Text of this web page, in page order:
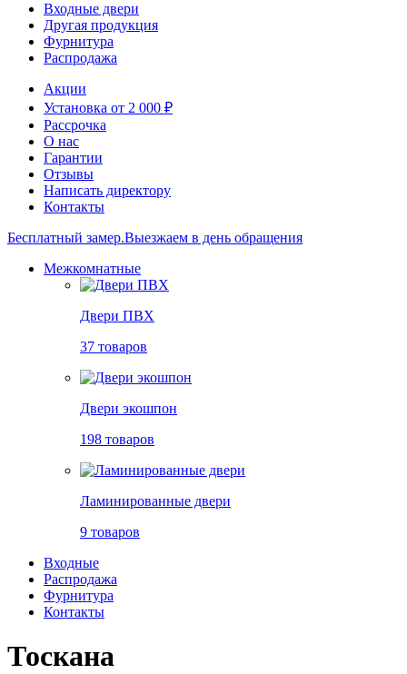
Входные двери
Другая продукция
Фурнитура
Распродажа
Акции
Установка от 2 000 ₽
Рассрочка
О нас
Гарантии
Отзывы
Написать директору
Контакты
Бесплатный замер.Выезжаем в день обращения
Межкомнатные
Двери ПВХ
37 товаров
Двери экошпон
198 товаров
Ламинированные двери
9 товаров
Входные
Распродажа
Фурнитура
Контакты
Тоскана